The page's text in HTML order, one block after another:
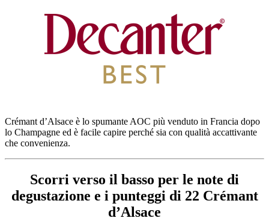
Crémant d’Alsace è lo spumante AOC più venduto in Francia dopo
lo Champagne ed è facile capire perché sia ​​con qualità accattivante
che convenienza.
Scorri verso il basso per le note di
degustazione e i punteggi di 22 Crémant
d’Alsace